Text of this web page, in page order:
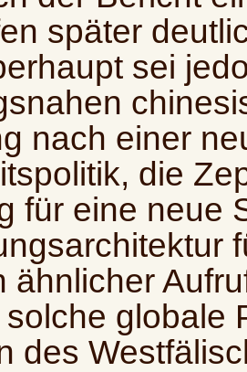
später
sei
nach einer
die
für eine neue
ähnlicher
globale
des